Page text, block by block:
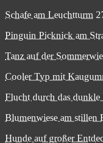
Schafe am Leuchtturm
Pinguin Picknick am
Tanz auf der
Cooler Typ mit
Flucht durch das
Blumenwiese am stillen
Hunde auf großer